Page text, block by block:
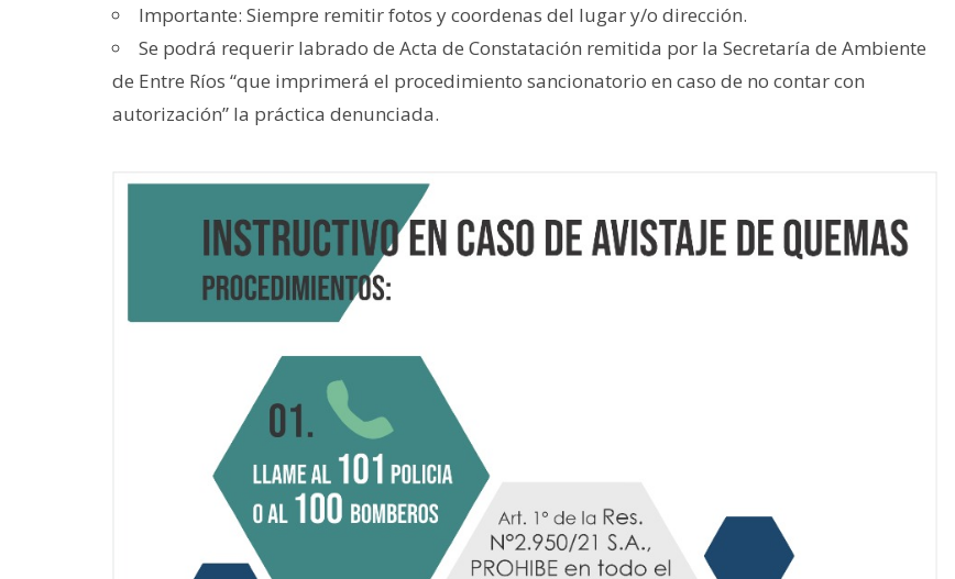
Importante: Siempre remitir fotos y coordenas del lugar y/o dirección.
Se podrá requerir labrado de Acta de Constatación remitida por la Secretaría de Ambiente
de Entre Ríos “que imprimerá el procedimiento sancionatorio en caso de no contar con
autorización” la práctica denunciada.